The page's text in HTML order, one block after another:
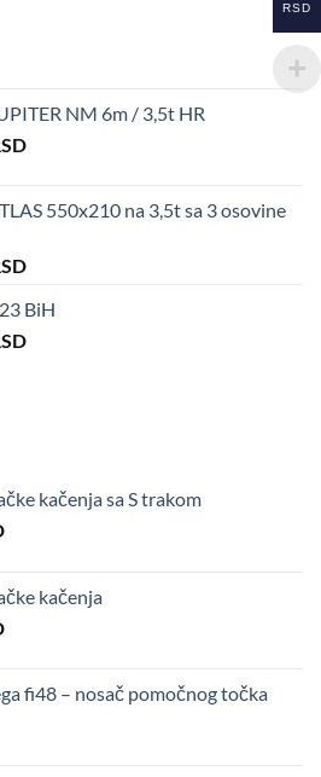
NM 6m / 3,5t HR
550x210 na 3,5t sa 3 osovine
BiH
kačenja sa S trakom
kačenja
fi48 – nosač pomočnog točka
RSD